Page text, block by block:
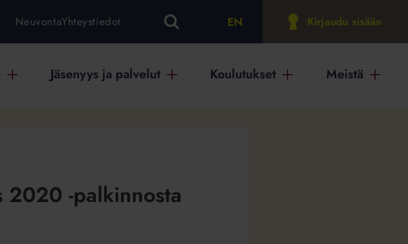
NeuvontaYhteystiedot EN Kirjaudu sisään
Jäsenyys ja palvelut Koulutukset Meistä
2020 -palkinnosta